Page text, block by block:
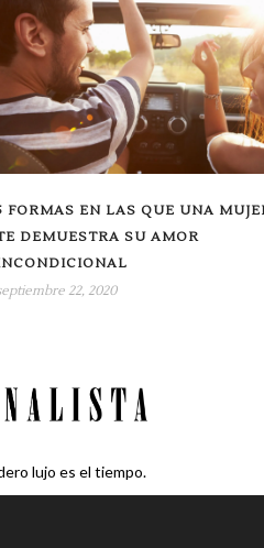
FORMAS EN LAS QUE UNA
DEMUESTRA SU AMOR
22, 2020
lujo es el tiempo.